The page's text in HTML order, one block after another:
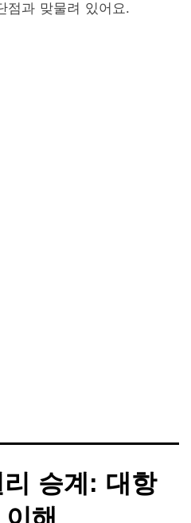
점과 맞물려 있어요.
승계: 대항
이해